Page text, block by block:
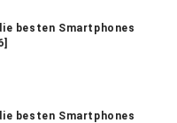
besten Smartphones
besten Smartphones